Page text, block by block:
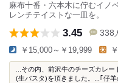
麻布十番・六本木に佇むイノ
レンチテイストな一皿を。
3.45 338
￥15,000～￥19,999
...その内、前沢牛のチーズカレ
(生パスタ)を頂きました。...｢仔羊